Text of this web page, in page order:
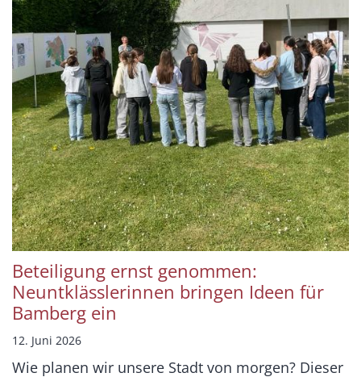
Beteiligung ernst genommen:
Neuntklässlerinnen bringen Ideen für
Bamberg ein
12. Juni 2026
Wie planen wir unsere Stadt von morgen? Dieser